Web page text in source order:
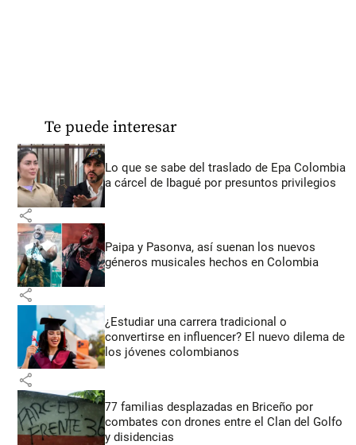
Te puede interesar
Lo que se sabe del traslado de Epa Colombia
a cárcel de Ibagué por presuntos privilegios
share
Paipa y Pasonva, así suenan los nuevos
géneros musicales hechos en Colombia
share
¿Estudiar una carrera tradicional o
convertirse en influencer? El nuevo dilema de
los jóvenes colombianos
share
77 familias desplazadas en Briceño por
combates con drones entre el Clan del Golfo
y disidencias